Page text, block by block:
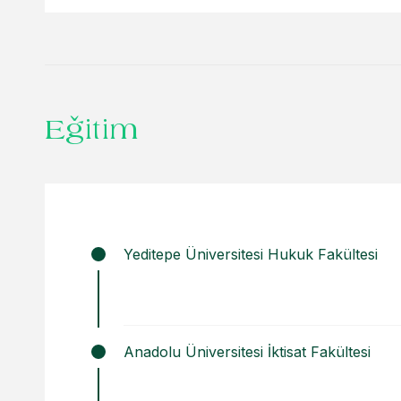
temsil edilmesi.
gerçekleştirdiği Vitrociset’in
Eğitim
Yeditepe Üniversitesi Hukuk Fakültesi
Anadolu Üniversitesi İktisat Fakültesi